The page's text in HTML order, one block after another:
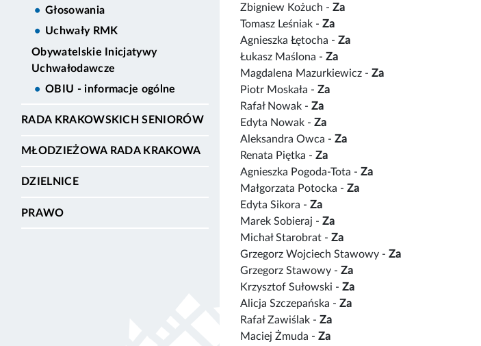
Głosowania
Uchwały RMK
Obywatelskie Inicjatywy
Uchwałodawcze
OBIU - informacje ogólne
RADA KRAKOWSKICH SENIORÓW
MŁODZIEŻOWA RADA KRAKOWA
DZIELNICE
PRAWO
Zbigniew Kożuch - Za
Tomasz Leśniak - Za
Agnieszka Łętocha - Za
Łukasz Maślona - Za
Magdalena Mazurkiewicz - Za
Piotr Moskała - Za
Rafał Nowak - Za
Edyta Nowak - Za
Aleksandra Owca - Za
Renata Piętka - Za
Agnieszka Pogoda-Tota - Za
Małgorzata Potocka - Za
Edyta Sikora - Za
Marek Sobieraj - Za
Michał Starobrat - Za
Grzegorz Wojciech Stawowy - Za
Grzegorz Stawowy - Za
Krzysztof Sułowski - Za
Alicja Szczepańska - Za
Rafał Zawiślak - Za
Maciej Żmuda - Za